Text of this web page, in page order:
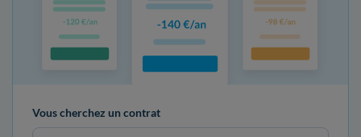
Vous cherchez un contrat